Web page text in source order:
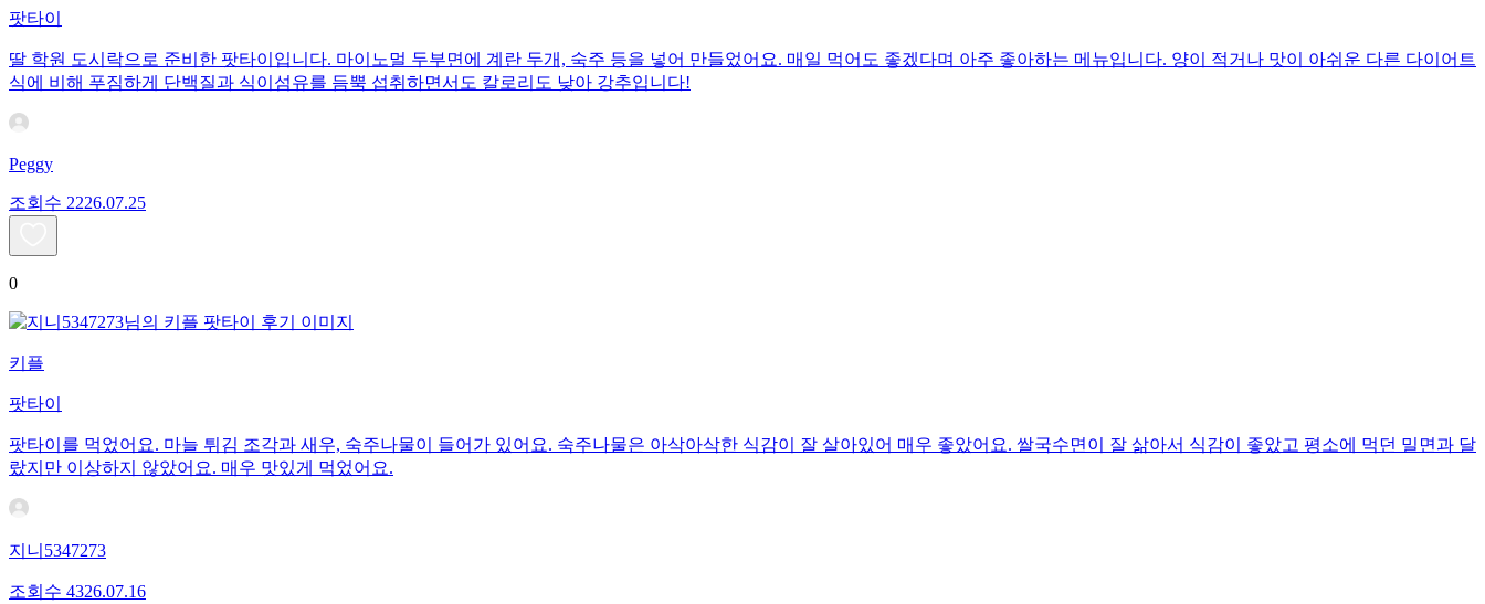
팟타이
딸 학원 도시락으로 준비한 팟타이입니다. 마이노멀 두부면에 계란 두개, 숙주 등을 넣어 만들었어요. 매일 먹어도 좋겠다며 아주 좋아하는 메뉴입니다. 양이 적거나 맛이 아쉬운 다른 다이어트
식에 비해 푸짐하게 단백질과 식이섬유를 듬뿍 섭취하면서도 칼로리도 낮아 강추입니다!
Peggy
조회수 2226.07.25
0
키플
팟타이
팟타이를 먹었어요. 마늘 튀김 조각과 새우, 숙주나물이 들어가 있어요. 숙주나물은 아삭아삭한 식감이 잘 살아있어 매우 좋았어요. 쌀국수면이 잘 삶아서 식감이 좋았고 평소에 먹던 밀면과 달
랐지만 이상하지 않았어요. 매우 맛있게 먹었어요.
지니5347273
조회수 4326.07.16